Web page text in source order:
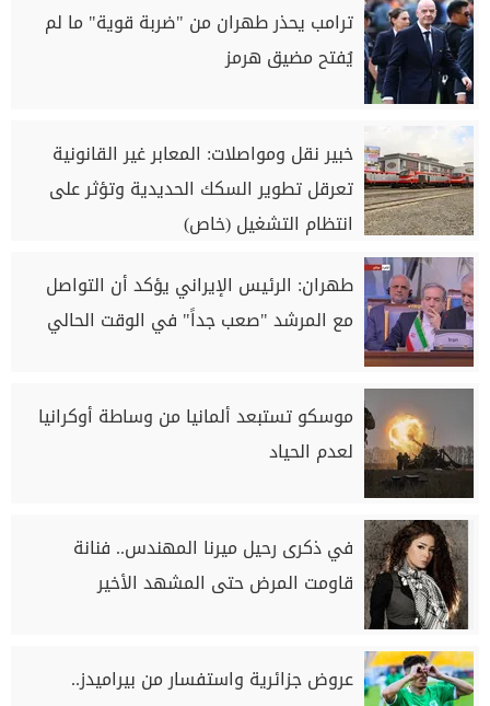
ترامب يحذر طهران من "ضربة قوية" ما لم
يُفتح مضيق هرمز
خبير نقل ومواصلات: المعابر غير القانونية
تعرقل تطوير السكك الحديدية وتؤثر على
انتظام التشغيل (خاص)
طهران: الرئيس الإيراني يؤكد أن التواصل
مع المرشد "صعب جداً" في الوقت الحالي
موسكو تستبعد ألمانيا من وساطة أوكرانيا
لعدم الحياد
في ذكرى رحيل ميرنا المهندس.. فنانة
قاومت المرض حتى المشهد الأخير
عروض جزائرية واستفسار من بيراميدز..